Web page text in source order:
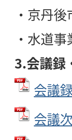
・京丹
・水道
3.会議録
会議
会議